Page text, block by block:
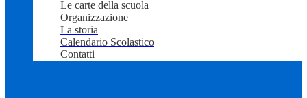
Le carte della scuola
Organizzazione
La storia
Calendario Scolastico
Contatti